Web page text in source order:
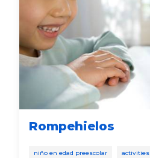
Rompehielos
niño en edad preescolar activities